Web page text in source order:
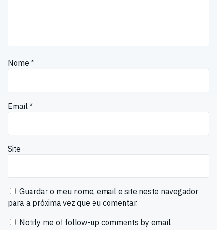
Nome *
Email *
Site
Guardar o meu nome, email e site neste navegador
para a próxima vez que eu comentar.
Notify me of follow-up comments by email.